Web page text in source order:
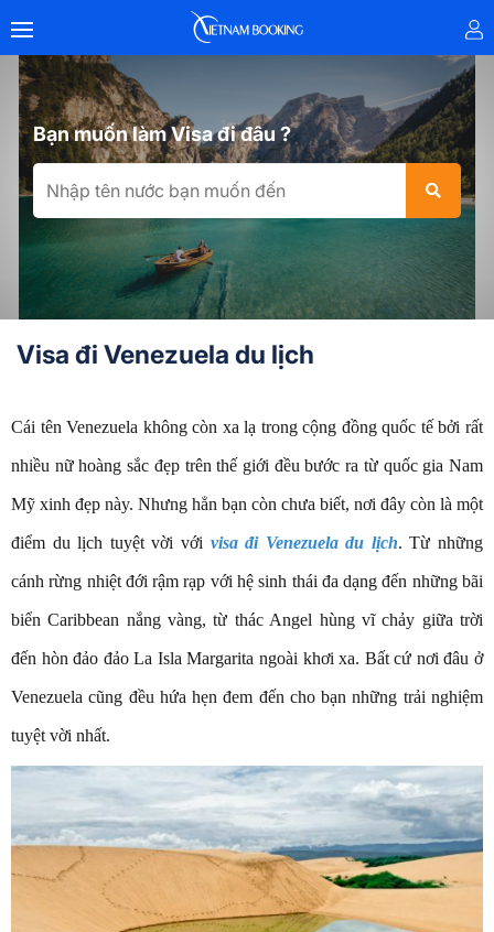
Bạn muốn làm Visa đi đâu ?
Visa đi Venezuela du lịch
Cái tên Venezuela không còn xa lạ trong cộng đồng quốc tế bởi rất
nhiều nữ hoàng sắc đẹp trên thế giới đều bước ra từ quốc gia Nam
Mỹ xinh đẹp này. Nhưng hẳn bạn còn chưa biết, nơi đây còn là một
điểm du lịch tuyệt vời với visa đi Venezuela du lịch. Từ những
cánh rừng nhiệt đới rậm rạp với hệ sinh thái đa dạng đến những bãi
biển Caribbean nắng vàng, từ thác Angel hùng vĩ chảy giữa trời
đến hòn đảo đảo La Isla Margarita ngoài khơi xa. Bất cứ nơi đâu ở
Venezuela cũng đều hứa hẹn đem đến cho bạn những trải nghiệm
tuyệt vời nhất.